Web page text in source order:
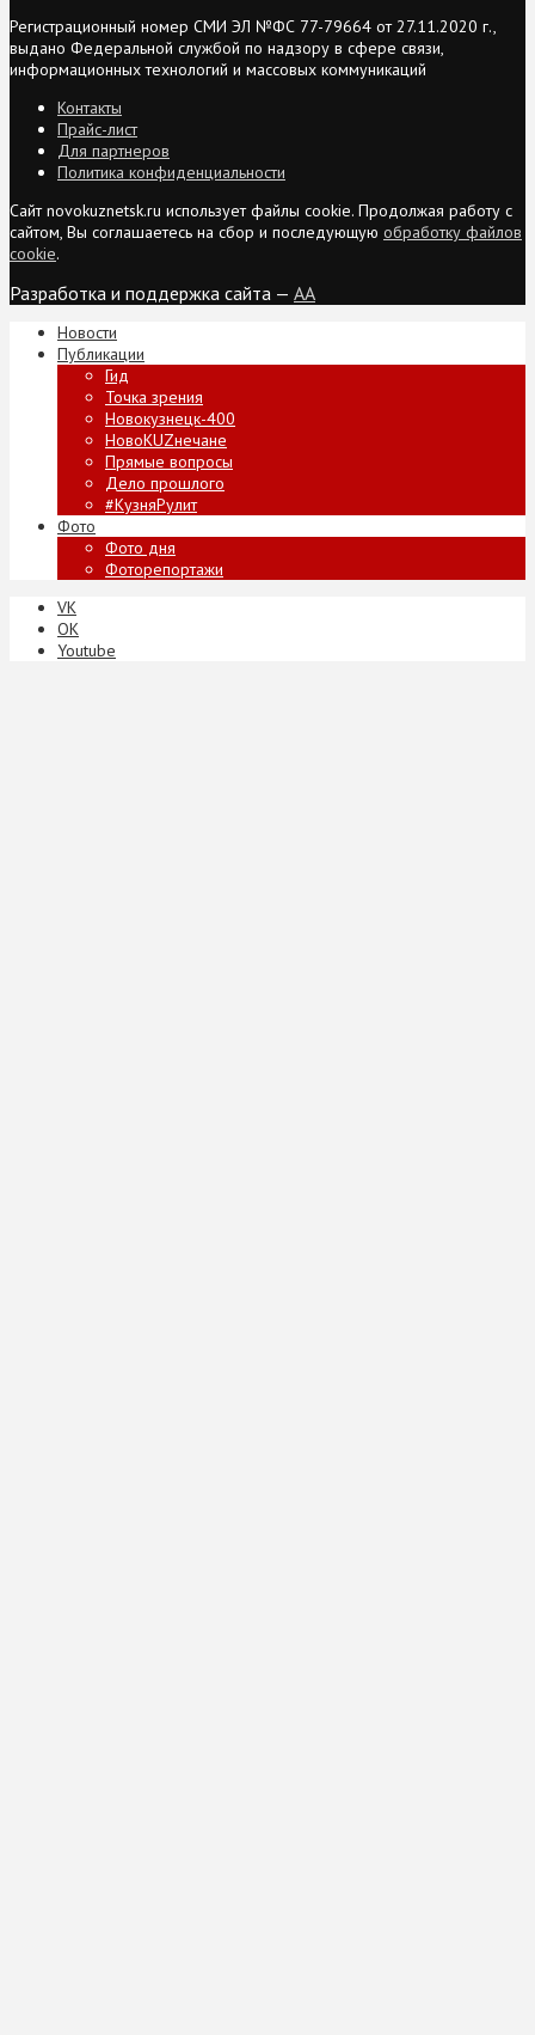
Регистрационный номер СМИ ЭЛ №ФС 77-79664 от 27.11.2020 г.,
выдано Федеральной службой по надзору в сфере связи,
информационных технологий и массовых коммуникаций
Контакты
Прайс-лист
Для партнеров
Политика конфиденциальности
Сайт novokuznetsk.ru использует файлы cookie. Продолжая работу с
сайтом, Вы соглашаетесь на сбор и последующую обработку файлов
cookie.
Разработка и поддержка сайта — AA
Новости
Публикации
Гид
Точка зрения
Новокузнецк-400
НовоKUZнечане
Прямые вопросы
Дело прошлого
#КузняРулит
Фото
Фото дня
Фоторепортажи
VK
ОК
Youtube